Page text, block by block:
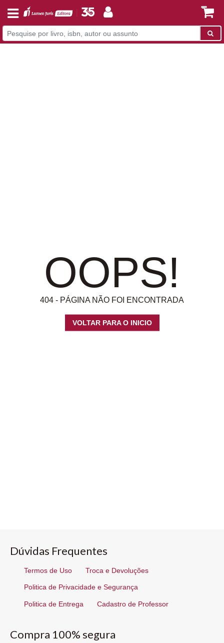
OOPS!
404 - PÁGINA NÃO FOI ENCONTRADA
VOLTAR PARA O INICIO
Dúvidas Frequentes
Termos de Uso Troca e Devoluções
Politica de Privacidade e Segurança
Politica de Entrega Cadastro de Professor
Compra 100% segura